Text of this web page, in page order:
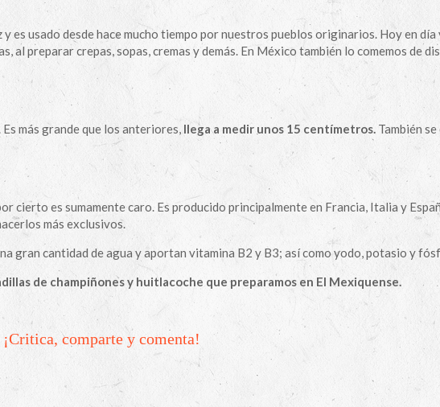
y es usado desde hace mucho tiempo por nuestros pueblos originarios. Hoy en día
preparar crepas, sopas, cremas y demás. En México también lo comemos de
más grande que los anteriores, llega a medir unos 15 centímetros. También
cierto es sumamente caro. Es producido principalmente en Francia, Italia y
más exclusivos.
gran cantidad de agua y aportan vitamina B2 y B3; así como yodo, potasio y
de champiñones y huitlacoche que preparamos en El Mexiquense.
¡Critica, comparte y comenta!